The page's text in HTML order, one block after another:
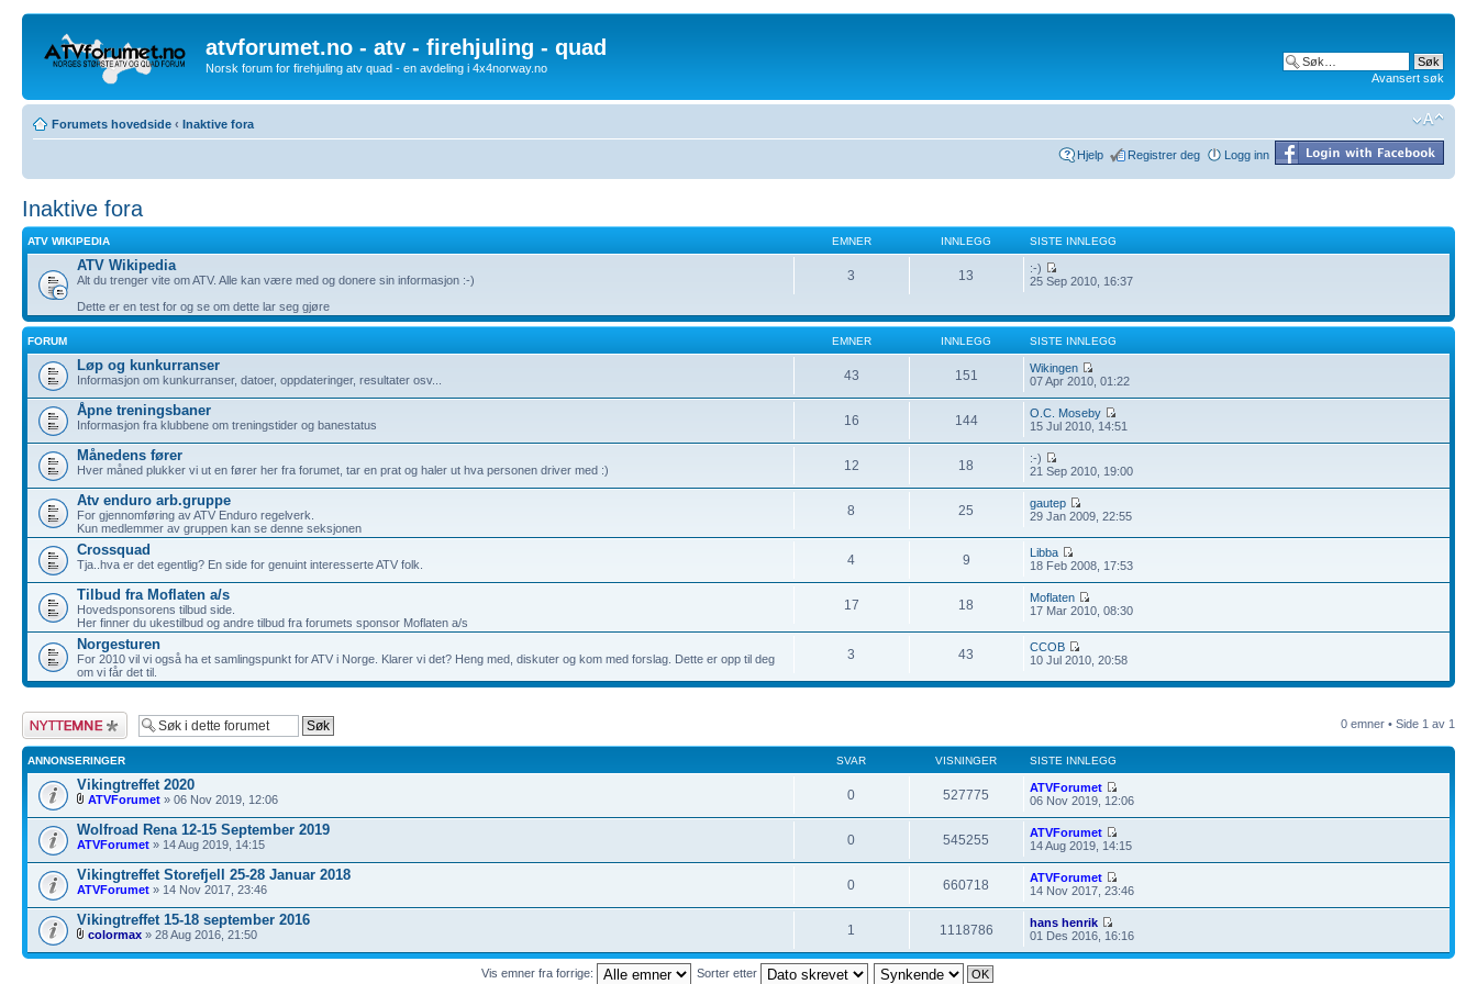
atvforumet.no - atv - firehjuling - quad
Norsk forum for firehjuling atv quad - en avdeling i 4x4norway.no
Avansert søk
Forumets hovedside ‹ Inaktive fora
Hjelp Registrer deg Logg inn
Inaktive fora
ATV WIKIPEDIA EMNER INNLEGG SISTE INNLEGG
ATV Wikipedia
Alt du trenger vite om ATV. Alle kan være med og donere sin informasjon :-)
Dette er en test for og se om dette lar seg gjøre
3 13
:-)
25 Sep 2010, 16:37
FORUM EMNER INNLEGG SISTE INNLEGG
Løp og kunkurranser
Informasjon om kunkurranser, datoer, oppdateringer, resultater osv... 43 151
Wikingen
07 Apr 2010, 01:22
Åpne treningsbaner
Informasjon fra klubbene om treningstider og banestatus 16 144
O.C. Moseby
15 Jul 2010, 14:51
Månedens fører
Hver måned plukker vi ut en fører her fra forumet, tar en prat og haler ut hva personen driver med :) 12 18
:-)
21 Sep 2010, 19:00
Atv enduro arb.gruppe
For gjennomføring av ATV Enduro regelverk.
Kun medlemmer av gruppen kan se denne seksjonen
8 25
gautep
29 Jan 2009, 22:55
Crossquad
Tja..hva er det egentlig? En side for genuint interesserte ATV folk. 4 9
Libba
18 Feb 2008, 17:53
Tilbud fra Moflaten a/s
Hovedsponsorens tilbud side.
Her finner du ukestilbud og andre tilbud fra forumets sponsor Moflaten a/s
17 18
Moflaten
17 Mar 2010, 08:30
Norgesturen
For 2010 vil vi også ha et samlingspunkt for ATV i Norge. Klarer vi det? Heng med, diskuter og kom med forslag. Dette er opp til deg
om vi får det til.
3 43
CCOB
10 Jul 2010, 20:58
Legg inn et nytt
emne
0 emner • Side 1 av 1
ANNONSERINGER SVAR VISNINGER SISTE INNLEGG
Vikingtreffet 2020
ATVForumet » 06 Nov 2019, 12:06 0 527775
ATVForumet
06 Nov 2019, 12:06
Wolfroad Rena 12-15 September 2019
ATVForumet » 14 Aug 2019, 14:15 0 545255
ATVForumet
14 Aug 2019, 14:15
Vikingtreffet Storefjell 25-28 Januar 2018
ATVForumet » 14 Nov 2017, 23:46 0 660718
ATVForumet
14 Nov 2017, 23:46
Vikingtreffet 15-18 september 2016
colormax » 28 Aug 2016, 21:50 1 1118786
hans henrik
01 Des 2016, 16:16
Vis emner fra forrige: Sorter etter